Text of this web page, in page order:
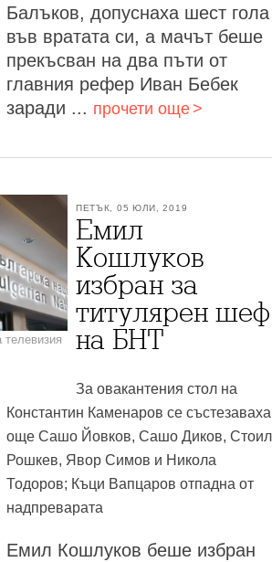
Балъков, допуснаха шест гола
във вратата си, а мачът беше
прекъсван на два пъти от
главния рефер Иван Бебек
заради ... прочети още
ПЕТЪК, 05 ЮЛИ, 2019
Емил
Кошлуков
избран за
титулярен шеф
на БНТ
За овакантения стол на
Константин Каменаров се състезаваха
още Сашо Йовков, Сашо Диков, Стоил
Рошкев, Явор Симов и Никола
Тодоров; Къци Вапцаров отпадна от
надпреварата
Емил Кошлуков беше избран